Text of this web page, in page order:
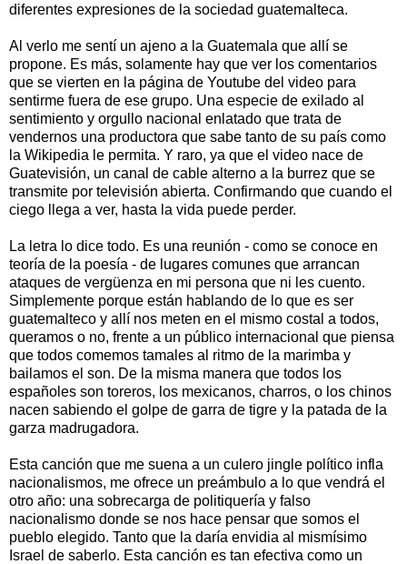
diferentes expresiones de la sociedad guatemalteca.
Al verlo me sentí un ajeno a la Guatemala que allí se
propone. Es más, solamente hay que ver los comentarios
que se vierten en la página de Youtube del video para
sentirme fuera de ese grupo. Una especie de exilado al
sentimiento y orgullo nacional enlatado que trata de
vendernos una productora que sabe tanto de su país como
la Wikipedia le permita. Y raro, ya que el video nace de
Guatevisión, un canal de cable alterno a la burrez que se
transmite por televisión abierta. Confirmando que cuando el
ciego llega a ver, hasta la vida puede perder.
La letra lo dice todo. Es una reunión - como se conoce en
teoría de la poesía - de lugares comunes que arrancan
ataques de vergüenza en mi persona que ni les cuento.
Simplemente porque están hablando de lo que es ser
guatemalteco y allí nos meten en el mismo costal a todos,
queramos o no, frente a un público internacional que piensa
que todos comemos tamales al ritmo de la marimba y
bailamos el son. De la misma manera que todos los
españoles son toreros, los mexicanos, charros, o los chinos
nacen sabiendo el golpe de garra de tigre y la patada de la
garza madrugadora.
Esta canción que me suena a un culero jingle político infla
nacionalismos, me ofrece un preámbulo a lo que vendrá el
otro año: una sobrecarga de politiquería y falso
nacionalismo donde se nos hace pensar que somos el
pueblo elegido. Tanto que la daría envidia al mismísimo
Israel de saberlo. Esta canción es tan efectiva como un